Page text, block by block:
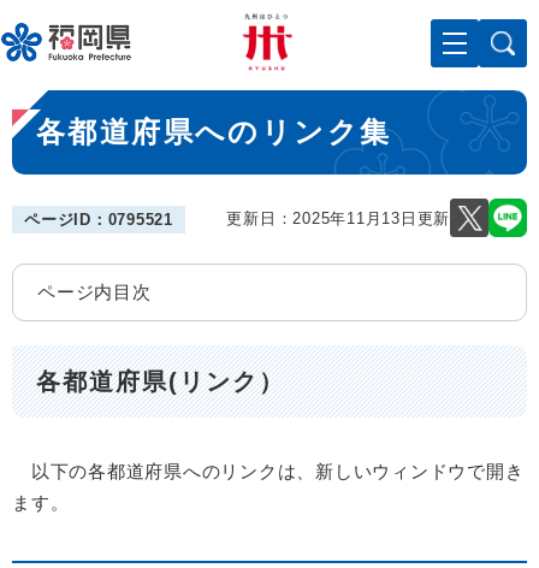
ー
ジ
先
頭
で
メニューを飛ばして本文へ
本
文
各都道府県へのリンク集
ページID：0795521 更新日：2025年11月13日更新
ページ内目次
各都道府県(リンク）
以下の各都道府県へのリンクは、新しいウィンドウで開き
ます。